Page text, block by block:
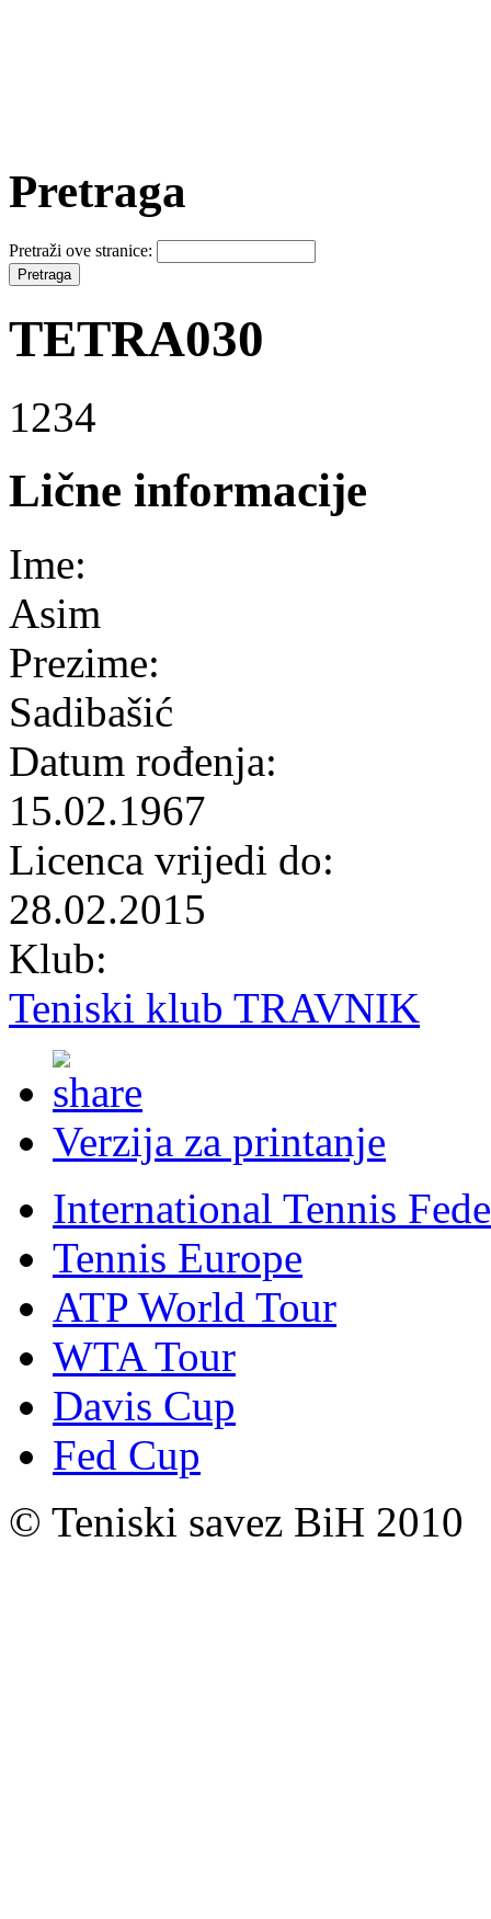
Pretraga
Pretraži ove stranice:
TETRA030
1234
Lične informacije
Ime:
Asim
Prezime:
Sadibašić
Datum rođenja:
15.02.1967
Licenca vrijedi do:
28.02.2015
Klub:
Teniski klub TRAVNIK
Verzija za printanje
International Tennis
Tennis Europe
ATP World Tour
WTA Tour
Davis Cup
Fed Cup
© Teniski savez BiH 2010